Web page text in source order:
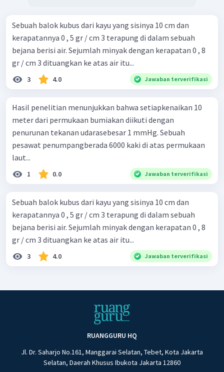
Sebuah balok kubus dari kayu yang sisinya 10 cm dan
kerapatannya 0 , 5 gr / cm 3 terapung di dalam sebuah
bejana berisi air. Sejumlah minyak dengan kerapatan 0 , 8
gr / cm 3 dituangkan ke atas air itu...
3 4.0 Jawaban terverifikasi
Hasil penelitian menunjukkan bahwa setiapkenaikan 10
meter dari permukaan bumiakan diikuti dengan
penurunan tekanan udarasebesar 1 mmHg. Sebuah
pesawat penumpangberada 6000 kaki di atas permukaan
laut...
1 0.0 Jawaban terverifikasi
Sebuah balok kubus dari kayu yang sisinya 10 cm dan
kerapatannya 0 , 5 gr / cm 3 terapung di dalam sebuah
bejana berisi air. Sejumlah minyak dengan kerapatan 0 , 8
gr / cm 3 dituangkan ke atas air itu...
3 4.0 Jawaban terverifikasi
RUANGGURU HQ
Jl. Dr. Saharjo No.161, Manggarai Selatan, Tebet, Kota Jakarta
Selatan, Daerah Khusus Ibukota Jakarta 12860